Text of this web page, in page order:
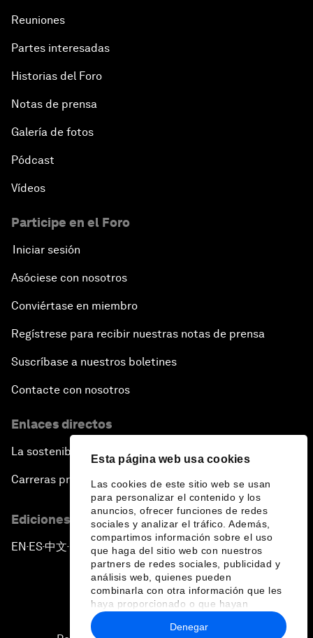
Esta página web usa cookies
Las cookies de este sitio web se usan
para personalizar el contenido y los
anuncios, ofrecer funciones de redes
sociales y analizar el tráfico. Además,
compartimos información sobre el uso
que haga del sitio web con nuestros
partners de redes sociales, publicidad y
análisis web, quienes pueden
combinarla con otra información que les
haya proporcionado o que hayan
recopilado a partir del uso que haya
hecho de sus servicios.
Denegar
Reuniones
Partes interesadas
Historias del Foro
Notas de prensa
Galería de fotos
Pódcast
Vídeos
Participe en el Foro
Iniciar sesión
Asóciese con nosotros
Conviértase en miembro
Regístrese para recibir nuestras notas de prensa
Suscríbase a nuestros boletines
Contacte con nosotros
Enlaces directos
La sostenibilidad en el Foro
Carreras profesionales
Ediciones en otros idiomas
EN ▪ ES▪中文▪ 日本語